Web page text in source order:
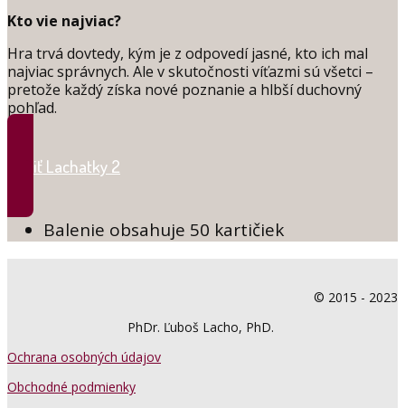
Kto vie najviac?
Hra trvá dovtedy, kým je z odpovedí jasné, kto ich mal
najviac správnych. Ale v skutočnosti víťazmi sú všetci –
pretože každý získa nové poznanie a hlbší duchovný
pohľad.
Kúpiť Lachatky 2
Balenie obsahuje 50 kartičiek
© 2015 - 2023
PhDr. Ľuboš Lacho, PhD.
Ochrana osobných údajov
Obchodné podmienky